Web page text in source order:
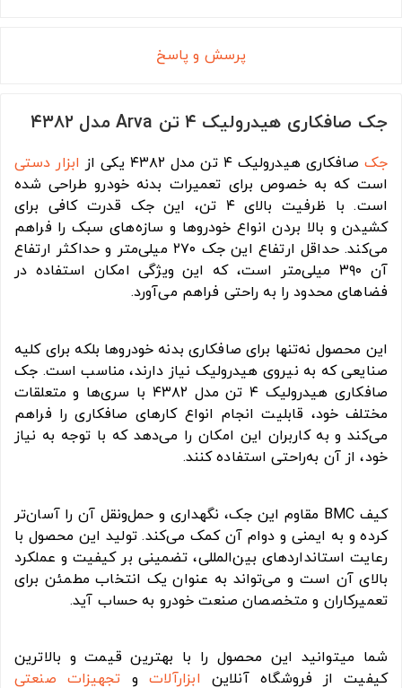
پرسش و پاسخ
جک صافکاری هیدرولیک ۴ تن Arva مدل ۴۳۸۲
جک صافکاری هیدرولیک ۴ تن مدل ۴۳۸۲ یکی از
ابزار دستی
است که به خصوص برای تعمیرات بدنه خودرو طراحی شده
است. با ظرفیت بالای ۴ تن، این جک قدرت کافی برای
کشیدن و بالا بردن انواع خودروها و سازه‌های سبک را فراهم
می‌کند. حداقل ارتفاع این جک ۲۷۰ میلی‌متر و حداکثر ارتفاع
آن ۳۹۰ میلی‌متر است، که این ویژگی امکان استفاده در
فضاهای محدود را به راحتی فراهم می‌آورد.
این محصول نه‌تنها برای صافکاری بدنه خودروها بلکه برای کلیه
صنایعی که به نیروی هیدرولیک نیاز دارند، مناسب است. جک
صافکاری هیدرولیک ۴ تن مدل ۴۳۸۲ با سری‌ها و متعلقات
مختلف خود، قابلیت انجام انواع کارهای صافکاری را فراهم
می‌کند و به کاربران این امکان را می‌دهد که با توجه به نیاز
خود، از آن به‌راحتی استفاده کنند.
کیف BMC مقاوم این جک، نگهداری و حمل‌ونقل آن را آسان‌تر
کرده و به ایمنی و دوام آن کمک می‌کند. تولید این محصول با
رعایت استانداردهای بین‌المللی، تضمینی بر کیفیت و عملکرد
بالای آن است و می‌تواند به عنوان یک انتخاب مطمئن برای
تعمیرکاران و متخصصان صنعت خودرو به حساب آید.
شما میتوانید این محصول را با بهترین قیمت و بالاترین
کیفیت از فروشگاه آنلاین ابزارآلات و تجهیزات صنعتی